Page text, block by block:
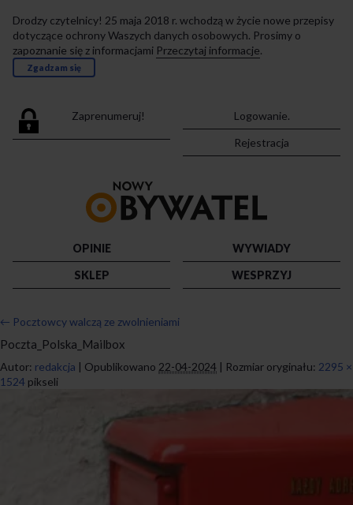
Drodzy czytelnicy! 25 maja 2018 r. wchodzą w życie nowe przepisy
dotyczące ochrony Waszych danych osobowych. Prosimy o
zapoznanie się z informacjami Przeczytaj informacje.
Zgadzam się
Zaprenumeruj!
Logowanie.
Rejestracja
strony
OPINIE
WYWIADY
SKLEP
WESPRZYJ
← Pocztowcy walczą ze zwolnieniami
Poczta_Polska_Mailbox
Autor: redakcja | Opublikowano 22-04-2024 | Rozmiar oryginału: 2295 ×
1524 pikseli